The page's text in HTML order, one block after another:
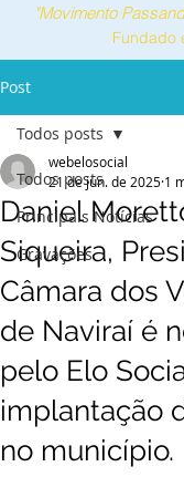
"Movimento
Fundado
Post
Todos posts
Principais Notícias
Gravações
Todos posts
Daniel
Siqueira,
Câmara dos
de Naviraí é
pelo Elo
implantação
no município.
webelosocial
21 de jun. de 2025 1